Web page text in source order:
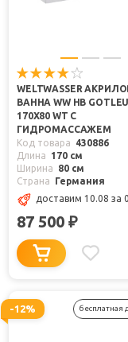
WELTWASSER
ВАННА WW HB
170X80 WT С
ГИДРОМАССАЖЕМ
Код товара
430886
Длина
170 см
Ширина
80 см
Страна
Германия
доставим 10.08 за 0
87 500 ₽
-12% бесплатная